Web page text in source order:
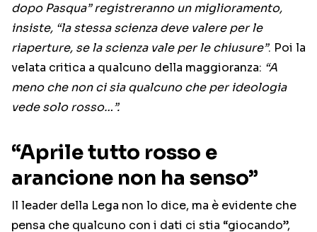
dopo Pasqua” registreranno un miglioramento,
insiste, “la stessa scienza deve valere per le
riaperture, se la scienza vale per le chiusure”. Poi la
velata critica a qualcuno della maggioranza: “A
meno che non ci sia qualcuno che per ideologia
vede solo rosso…”.
“Aprile tutto rosso e
arancione non ha senso”
Il leader della Lega non lo dice, ma è evidente che
pensa che qualcuno con i dati ci stia “giocando”,